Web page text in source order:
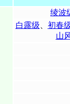
绫波
白露级
初春
山